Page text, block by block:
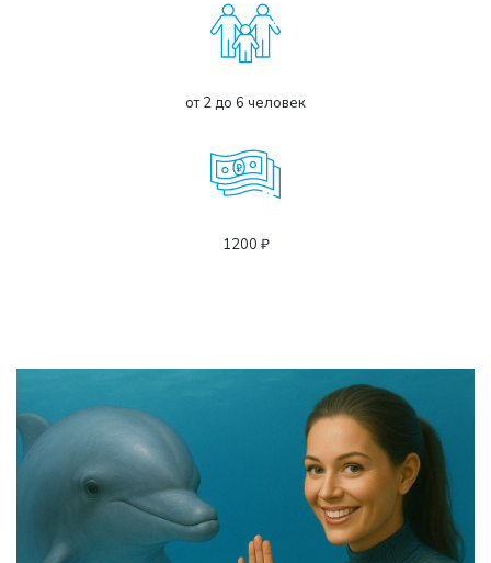
от 2 до 6 человек
1200 ₽